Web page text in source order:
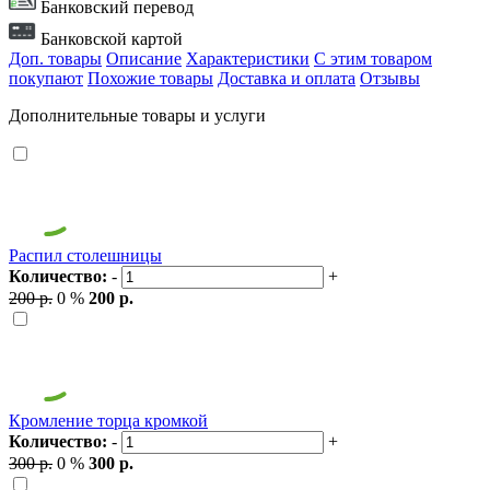
Банковский перевод
Банковской картой
Доп. товары Описание Характеристики С этим товаром
покупают Похожие товары Доставка и оплата Отзывы
Дополнительные товары и услуги
Распил столешницы
Количество: -
+
200 р. 0 % 200 р.
Кромление торца кромкой
Количество: -
+
300 р. 0 % 300 р.